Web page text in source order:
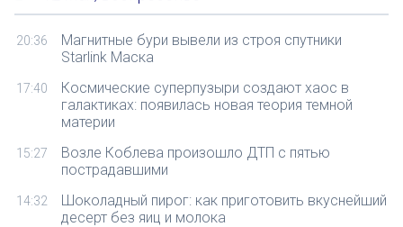
20:36
Магнитные бури вывели из строя спутники
Starlink Маска
17:40
Космические суперпузыри создают хаос в
галактиках: появилась новая теория темной
материи
15:27
Возле Коблева произошло ДТП с пятью
пострадавшими
14:32
Шоколадный пирог: как приготовить вкуснейший
десерт без яиц и молока